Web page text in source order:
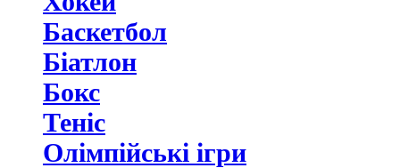
Баскетбол
Біатлон
Бокс
Теніс
Олімпійські ігри